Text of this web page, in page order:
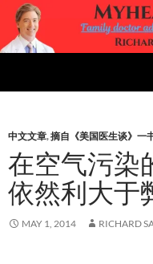
Skip
content
中文文章,摘自《美国医生谈》一
在空气污染
依然利大于
MAY 1, 2014 RICHARD